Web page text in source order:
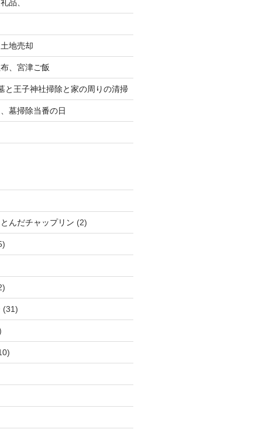
品、
地売却
、宮津ご飯
と王子神社掃除と家の周りの清掃
墓掃除当番の日
んだチャップリン (2)
(31)